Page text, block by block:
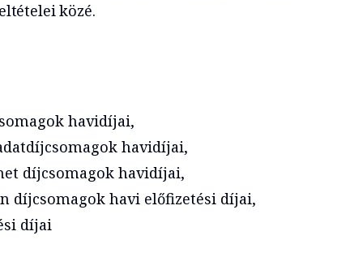
közé.
havidíjai,
havidíjai,
díjcsomagok havidíjai,
díjcsomagok havi előfizetési díjai,
díjai